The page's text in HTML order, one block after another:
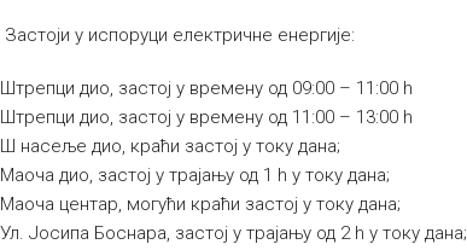
Застоји у испоруци електричне енергије:
Штрепци дио, застој у времену од 09:00 – 11:00 h
Штрепци дио, застој у времену од 11:00 – 13:00 h
Ш насеље дио, краћи застој у току дана;
Маоча дио, застој у трајању од 1 h у току дана;
Маоча центар, могући краћи застој у току дана;
Ул. Јосипа Боснара, застој у трајању од 2 h у току дана;